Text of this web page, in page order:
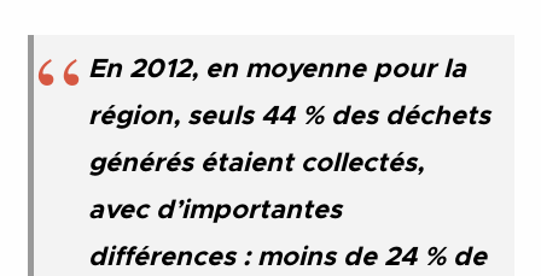
En 2012, en moyenne pour la
région, seuls 44 % des déchets
générés étaient collectés,
avec d’importantes
différences : moins de 24 % de